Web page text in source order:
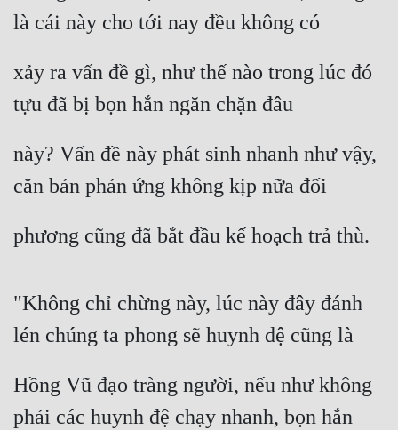
là cái này cho tới nay đều không có
xảy ra vấn đề gì, như thế nào trong lúc đó
tựu đã bị bọn hắn ngăn chặn đâu
này? Vấn đề này phát sinh nhanh như vậy,
căn bản phản ứng không kịp nữa đối
phương cũng đã bắt đầu kế hoạch trả thù.
"Không chỉ chừng này, lúc này đây đánh
lén chúng ta phong sẽ huynh đệ cũng là
Hồng Vũ đạo tràng người, nếu như không
phải các huynh đệ chạy nhanh, bọn hắn